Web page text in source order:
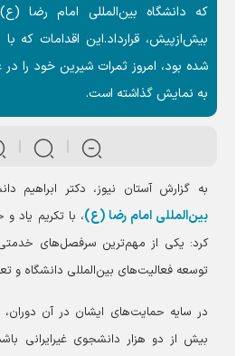
که دانشگاه بین‌المللی امام رضا
بیش‌ازپیش، قرارداد.این اقدامات که
شده بود، امروز ثمرات شیرین خود را
به نمایش گذاشته است.
به گزارش آستان نیوز، دکتر ابراهیم
بین‌المللی امام رضا (ع)، با تکریم یاد
کرد: یکی از مهم‌ترین سرفصل‌های
توسعه فعالیت‌های بین‌المللی دانشگاه و
در سایه حمایت‌های ایشان در آن دوران،
بیش از دو هزار دانشجوی غیرایرانی